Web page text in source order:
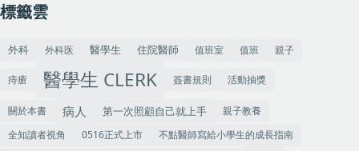
標籤雲
外科 外科医 醫學生 住院醫師 值班室 值班 親子
痔瘡 醫學生 CLERK 簽書規則 活動抽獎
關於本書 病人 第一次照顧自己就上手
親子教養
全知讀者視角
0516正式上市
不點醫師寫給小學生的成長指南